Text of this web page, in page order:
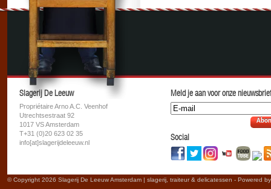
Slagerij De Leeuw
Propriétaire Arno A.C. Veenhof
Utrechtsestraat 92
1017 VS Amsterdam
T+31 (0)20 623 02 35
info[at]slagerijdeleeuw.nl
Meld je aan voor onze
Social
© Copyright 2026 Slagerij De Leeuw Amsterdam | slagerij, traiteur & delicatessen - Powered